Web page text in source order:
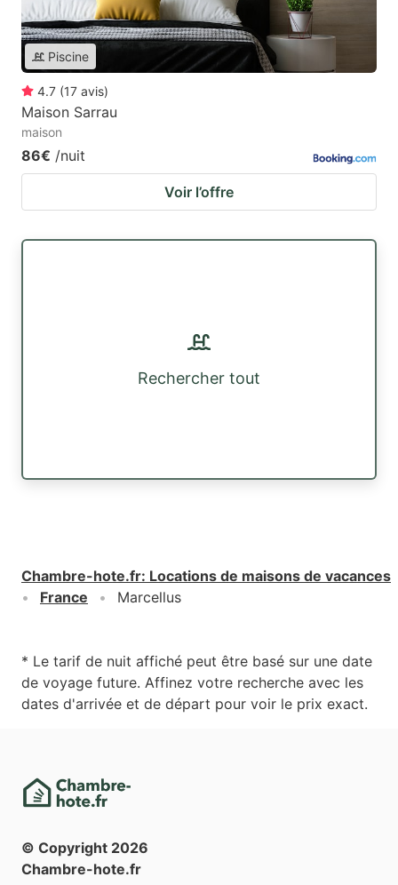
Piscine
4.7 (17 avis)
Maison Sarrau
maison
86€ /nuit
Voir l’offre
Rechercher tout
Chambre-hote.fr: Locations de maisons de vacances
France
Marcellus
* Le tarif de nuit affiché peut être basé sur une date
de voyage future. Affinez votre recherche avec les
dates d'arrivée et de départ pour voir le prix exact.
© Copyright 2026
Chambre-hote.fr